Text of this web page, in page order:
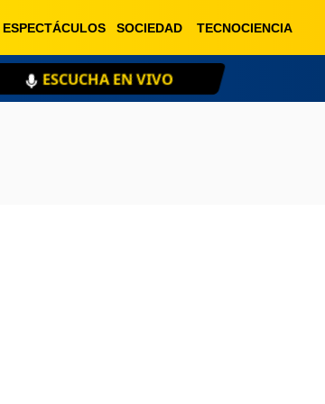
ESPECTÁCULOS SOCIEDAD TECNOCIENCIA
ESCUCHA EN VIVO